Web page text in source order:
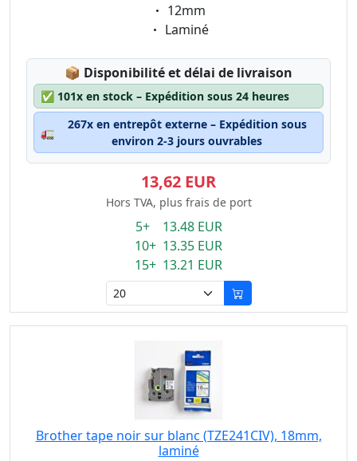
Eigenschaft:
12mm
Eigenschaft:
Laminé
📦 Lagerstatus:
Disponibilité et délai de livraison
✅ 101x en stock – Expédition sous 24 heures
🚛
267x en entrepôt externe – Expédition sous
environ 2-3 jours ouvrables
13,62 EUR
Hors TVA, plus frais de port
5+ 13.48 EUR
10+ 13.35 EUR
15+ 13.21 EUR
Brother tape noir sur blanc (TZE241CIV), 18mm,
laminé